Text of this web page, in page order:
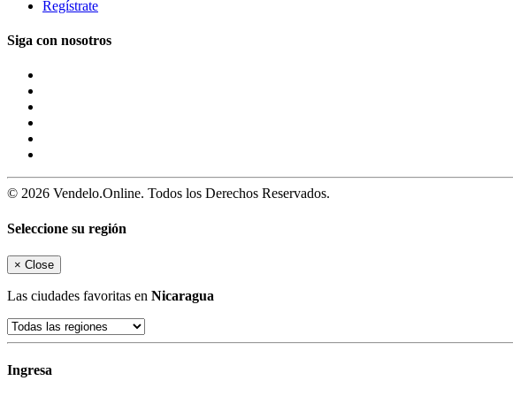
Regístrate
Siga con nosotros
© 2026 Vendelo.Online. Todos los Derechos Reservados.
Seleccione su región
× Close
Las ciudades favoritas en Nicaragua
Ingresa